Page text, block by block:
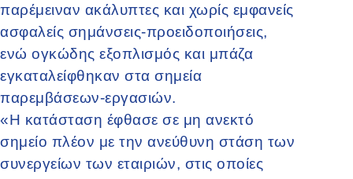
παρέμειναν ακάλυπτες και χωρίς εμφανείς
ασφαλείς σημάνσεις-προειδοποιήσεις,
ενώ ογκώδης εξοπλισμός και μπάζα
εγκαταλείφθηκαν στα σημεία
παρεμβάσεων-εργασιών.
«Η κατάσταση έφθασε σε μη ανεκτό
σημείο πλέον με την ανεύθυνη στάση των
συνεργείων των εταιριών, στις οποίες